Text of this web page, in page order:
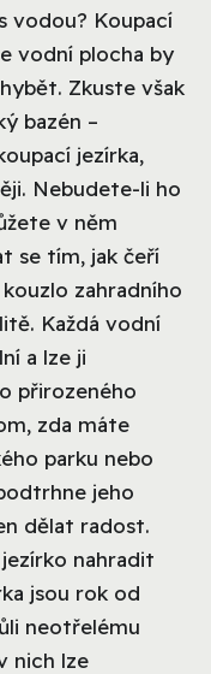
vodou? Koupací
vodní plocha by
Zkuste však
bazén –
jezírka,
Nebudete-li ho
v něm
se tím, jak čeří
zahradního
Každá vodní
a lze ji
přirozeného
zda máte
parku nebo
jeho
dělat radost.
nahradit
jsou rok od
neotřelému
nich lze